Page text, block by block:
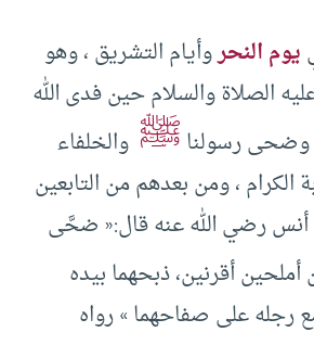
يوم النحروأيام التشريق ، وهو
الصلاة والسلام حين فدى الله
وضحى رسولناﷺ والخلفاء
الكرام ، ومن بعدهم من التابعين
أنس رضي الله عنه قال:« ضحَّى
أقرنين، ذبحهما بيده
على صفاحهما » رواه